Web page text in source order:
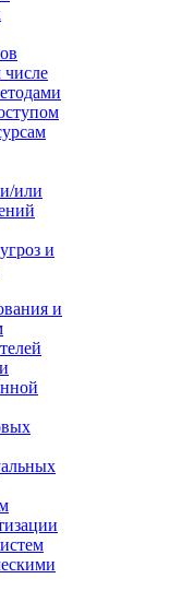
числе
или
и
и